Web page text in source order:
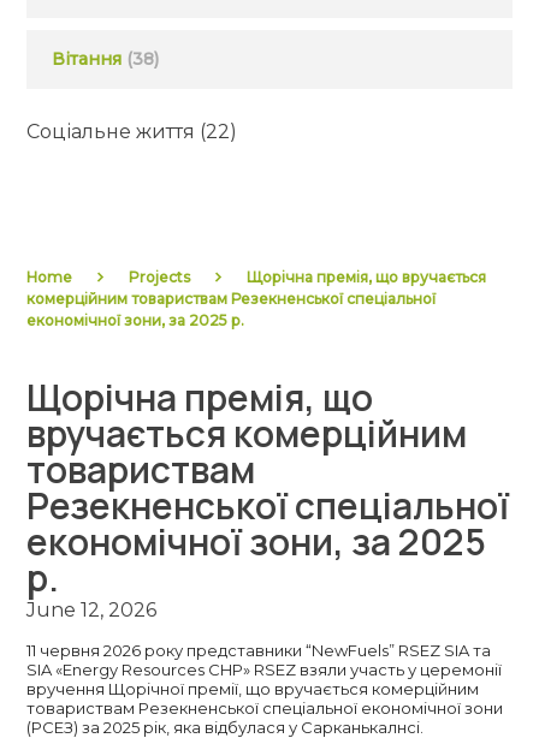
Вітання (38)
Соціальне життя (22)
Home Projects
Щорічна премія, що вручається
комерційним товариствам Резекненської спеціальної
економічної зони, за 2025 р.
Щорічна премія, що
вручається комерційним
товариствам
Резекненської спеціальної
економічної зони, за 2025
р.
June 12, 2026
11 червня 2026 року представники “NewFuels” RSEZ SIA та
SIA «Energy Resources CHP» RSEZ взяли участь у церемонії
вручення Щорічної премії, що вручається комерційним
товариствам Резекненської спеціальної економічної зони
(РСЕЗ) за 2025 рік, яка відбулася у Сарканькалнсі.